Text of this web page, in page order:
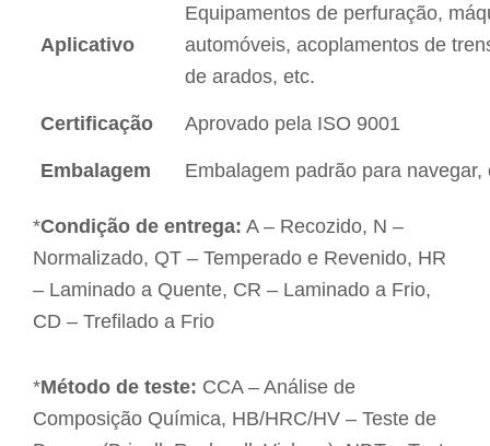
Aplicativo
Equipamentos de perfuração,
automóveis, acoplamentos de
de arados, etc.
Certificação Aprovado pela ISO 9001
Embalagem Embalagem padrão para
*Condição de entrega: A – Recozido, N –
Normalizado, QT – Temperado e Revenido, HR
– Laminado a Quente, CR – Laminado a Frio,
CD – Trefilado a Frio
*Método de teste: CCA – Análise de
Composição Química, HB/HRC/HV – Teste de